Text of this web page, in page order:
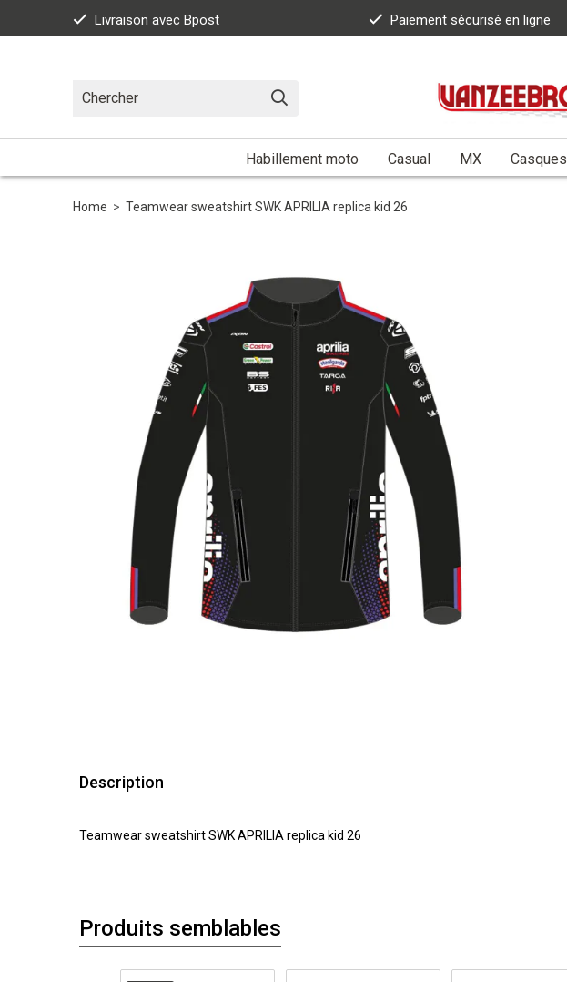
Livraison avec Bpost Paiement sécurisé en ligne
Habillement moto Casual MX Casques
Home > Teamwear sweatshirt SWK APRILIA replica kid 26
Description
Teamwear sweatshirt SWK APRILIA replica kid 26
Produits semblables